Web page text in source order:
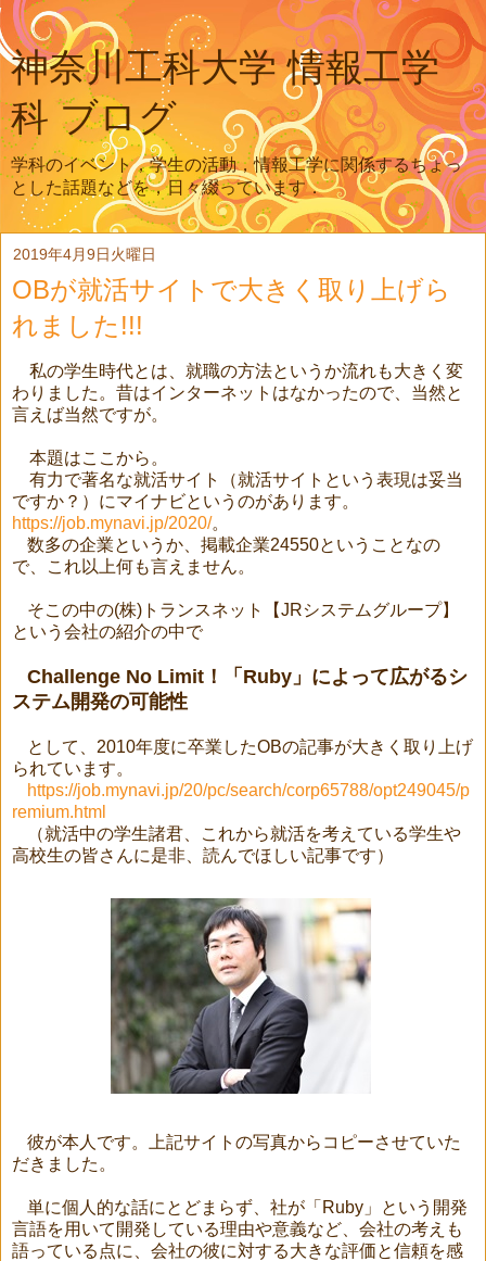
神奈川工科大学 情報工学
科 ブログ
学科のイベント，学生の活動，情報工学に関係するちょっ
とした話題などを，日々綴っています．
2019年4月9日火曜日
OBが就活サイトで大きく取り上げら
れました!!!
私の学生時代とは、就職の方法というか流れも大きく変
わりました。昔はインターネットはなかったので、当然と
言えば当然ですが。
本題はここから。
有力で著名な就活サイト（就活サイトという表現は妥当
ですか？）にマイナビというのがあります。
https://job.mynavi.jp/2020/。
数多の企業というか、掲載企業24550ということなの
で、これ以上何も言えません。
そこの中の(株) トランスネット【JRシステムグループ】
という会社の紹介の中で
Challenge No Limit ！「 Ruby 」によって広がるシ
ステム開発の可能性
として、 2010年度に卒業したOBの記事が大きく取り上げ
られています。
https://job.mynavi.jp/20/pc/search/corp65788/opt249045/p
remium.html
（就活中の学生諸君、これから就活を考えている学生や
高校生の皆さんに是非、読んでほしい記事です）
彼が本人です。上記サイトの写真からコピーさせていた
だきました。
単に個人的な話にとどまらず、社が「 Ruby 」という開発
言語を用いて開発している理由や意義など、会社の考えも
語っている点に、会社の彼に対する大きな評価と信頼を感